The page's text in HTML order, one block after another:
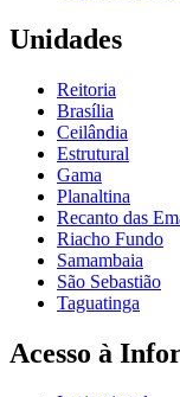
Unidades
Reitoria
Brasília
Ceilândia
Estrutural
Gama
Planaltina
Recanto das
Riacho Fundo
Samambaia
São Sebastião
Taguatinga
Acesso à